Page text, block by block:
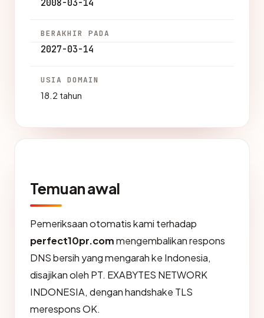
2008-03-14
BERAKHIR PADA
2027-03-14
USIA DOMAIN
18.2 tahun
Temuan awal
Pemeriksaan otomatis kami terhadap
perfect10pr.commengembalikan respons
DNS bersih yang mengarah ke Indonesia,
disajikan oleh PT. EXABYTES NETWORK
INDONESIA, dengan handshake TLS
merespons OK.